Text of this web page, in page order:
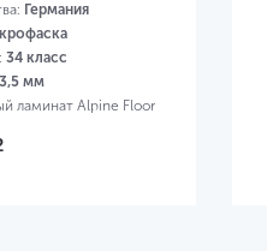
Германия
34 класс
мм
ламинат Alpine Floor